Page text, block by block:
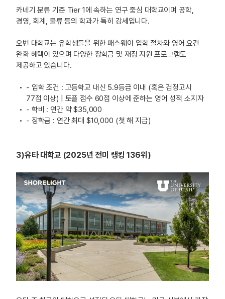
카네기 분류 기준 Tier 1에 속하는 연구 중심 대학교이며 공학,
경영, 회계, 물류 등의 학과가 특히 강세입니다.
오번 대학교는 유학생들을 위한 패스웨이 입학 절차와 영어 요건
완화 혜택이 있으며 다양한 장학금 및 재정 지원 프로그램도
제공하고 있습니다.
- 입학 조건 : 고등학교 내신 5.9등급 이내 (혹은 검정고시
77점 이상) | 토플 점수 60점 이상에 준하는 영어 성적 소지자
- 학비 : 연간 약 $35,000
- 장학금 : 연간 최대 $10,000 (첫 해 지급)
3)유타 대학교 (2025년 전미 랭킹 136위)